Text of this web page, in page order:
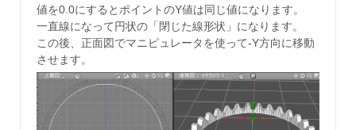
値を0.0にするとポイントのY値は同じ値になります。
一直線になって円状の「閉じた線形状」になります。
この後、正面図でマニピュレータを使って-Y方向に移動
させます。